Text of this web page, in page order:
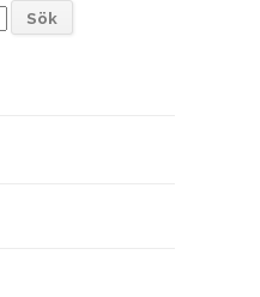
Sök